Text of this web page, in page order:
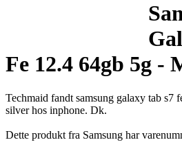
Fe 12.4 64gb 5g -
Techmaid fandt samsung galaxy tab s7
silver hos inphone. Dk.
Dette produkt fra Samsung har